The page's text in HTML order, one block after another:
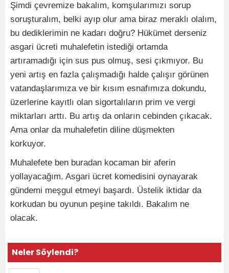
Şimdi çevremize bakalım, komşularımızı sorup
soruşturalım, belki ayıp olur ama biraz meraklı olalım,
bu dediklerimin ne kadarı doğru? Hükümet derseniz
asgari ücreti muhalefetin istediği ortamda
artıramadığı için sus pus olmuş, sesi çıkmıyor. Bu
yeni artış en fazla çalışmadığı halde çalışır görünen
vatandaşlarımıza ve bir kısım esnafımıza dokundu,
üzerlerine kayıtlı olan sigortalıların prim ve vergi
miktarları arttı. Bu artış da onların cebinden çıkacak.
Ama onlar da muhalefetin diline düşmekten
korkuyor.
Muhalefete ben buradan kocaman bir aferin
yollayacağım. Asgari ücret komedisini oynayarak
gündemi meşgul etmeyi başardı. Üstelik iktidar da
korkudan bu oyunun peşine takıldı. Bakalım ne
olacak.
Neler Söylendi?